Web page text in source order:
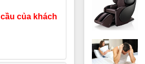
của khách